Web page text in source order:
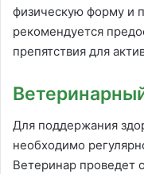
физическую форму и
рекомендуется
препятствия для
Для поддержания
необходимо
Ветеринар проведет